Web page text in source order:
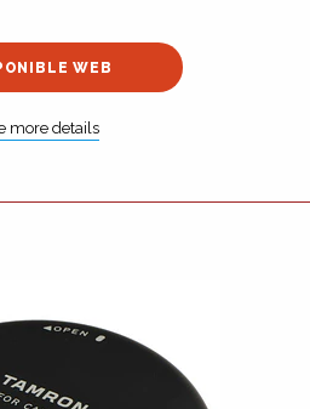
WEB
more details